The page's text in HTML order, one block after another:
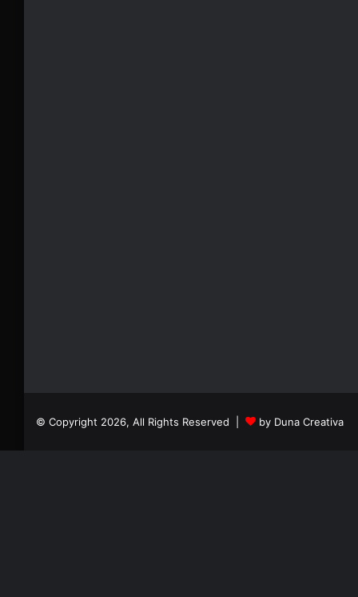
© Copyright 2026, All Rights Reserved | by Duna Creativa